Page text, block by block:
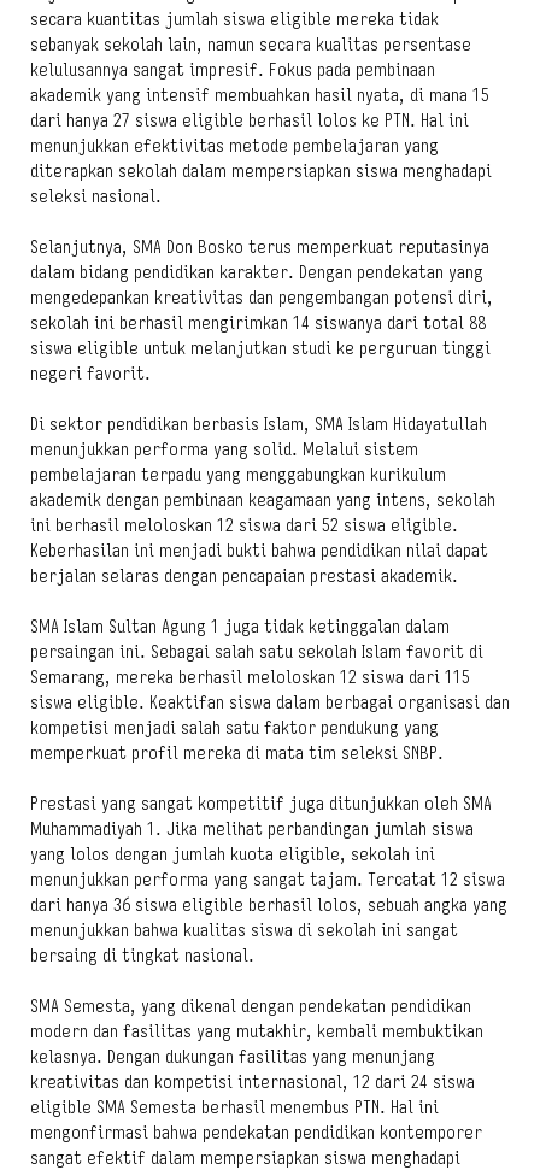
secara kuantitas jumlah siswa eligible mereka tidak
sebanyak sekolah lain, namun secara kualitas persentase
kelulusannya sangat impresif. Fokus pada pembinaan
akademik yang intensif membuahkan hasil nyata, di mana 15
dari hanya 27 siswa eligible berhasil lolos ke PTN. Hal ini
menunjukkan efektivitas metode pembelajaran yang
diterapkan sekolah dalam mempersiapkan siswa menghadapi
seleksi nasional.
Selanjutnya, SMA Don Bosko terus memperkuat reputasinya
dalam bidang pendidikan karakter. Dengan pendekatan yang
mengedepankan kreativitas dan pengembangan potensi diri,
sekolah ini berhasil mengirimkan 14 siswanya dari total 88
siswa eligible untuk melanjutkan studi ke perguruan tinggi
negeri favorit.
Di sektor pendidikan berbasis Islam, SMA Islam Hidayatullah
menunjukkan performa yang solid. Melalui sistem
pembelajaran terpadu yang menggabungkan kurikulum
akademik dengan pembinaan keagamaan yang intens, sekolah
ini berhasil meloloskan 12 siswa dari 52 siswa eligible.
Keberhasilan ini menjadi bukti bahwa pendidikan nilai dapat
berjalan selaras dengan pencapaian prestasi akademik.
SMA Islam Sultan Agung 1 juga tidak ketinggalan dalam
persaingan ini. Sebagai salah satu sekolah Islam favorit di
Semarang, mereka berhasil meloloskan 12 siswa dari 115
siswa eligible. Keaktifan siswa dalam berbagai organisasi dan
kompetisi menjadi salah satu faktor pendukung yang
memperkuat profil mereka di mata tim seleksi SNBP.
Prestasi yang sangat kompetitif juga ditunjukkan oleh SMA
Muhammadiyah 1. Jika melihat perbandingan jumlah siswa
yang lolos dengan jumlah kuota eligible, sekolah ini
menunjukkan performa yang sangat tajam. Tercatat 12 siswa
dari hanya 36 siswa eligible berhasil lolos, sebuah angka yang
menunjukkan bahwa kualitas siswa di sekolah ini sangat
bersaing di tingkat nasional.
SMA Semesta, yang dikenal dengan pendekatan pendidikan
modern dan fasilitas yang mutakhir, kembali membuktikan
kelasnya. Dengan dukungan fasilitas yang menunjang
kreativitas dan kompetisi internasional, 12 dari 24 siswa
eligible SMA Semesta berhasil menembus PTN. Hal ini
mengonfirmasi bahwa pendekatan pendidikan kontemporer
sangat efektif dalam mempersiapkan siswa menghadapi